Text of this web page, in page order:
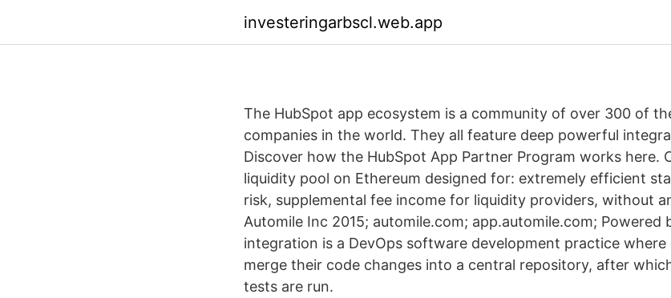
investeringarbscl.web.app
The HubSpot app ecosystem is a community of over 300 of
companies in the world. They all feature deep powerful
Discover how the HubSpot App Partner Program works here.
liquidity pool on Ethereum designed for: extremely efficient
risk, supplemental fee income for liquidity providers, without
Automile Inc 2015; automile.com; app.automile.com; Powered
integration is a DevOps software development practice where
merge their code changes into a central repository, after
tests are run.